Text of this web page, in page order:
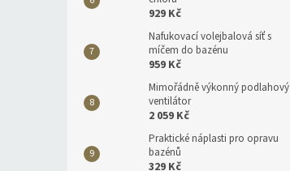
929 Kč
Nafukovací volejbalová síť s
míčem do bazénu
959 Kč
Mimořádně výkonný podlahový
ventilátor
2 059 Kč
Praktické náplasti pro opravu
bazénů
329 Kč